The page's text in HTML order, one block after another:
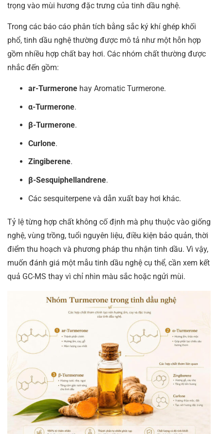
trọng vào mùi hương đặc trưng của tinh dầu nghệ.
Trong các báo cáo phân tích bằng sắc ký khí ghép khối
phổ, tinh dầu nghệ thường được mô tả như một hỗn hợp
gồm nhiều hợp chất bay hơi. Các nhóm chất thường được
nhắc đến gồm:
ar-Turmeronehay Aromatic Turmerone.
α-Turmerone.
β-Turmerone.
Curlone.
Zingiberene.
β-Sesquiphellandrene.
Các sesquiterpene và dẫn xuất bay hơi khác.
Tỷ lệ từng hợp chất không cố định mà phụ thuộc vào giống
nghệ, vùng trồng, tuổi nguyên liệu, điều kiện bảo quản, thời
điểm thu hoạch và phương pháp thu nhận tinh dầu. Vì vậy,
muốn đánh giá một mẫu tinh dầu nghệ cụ thể, cần xem kết
quả GC-MS thay vì chỉ nhìn màu sắc hoặc ngửi mùi.